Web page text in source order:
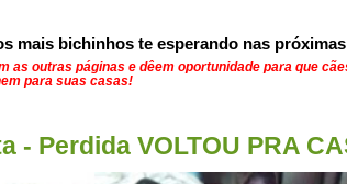
mais bichinhos te esperando nas
as outras páginas e dêem oportunidade para que
para suas casas!
- Perdida VOLTOU PRA